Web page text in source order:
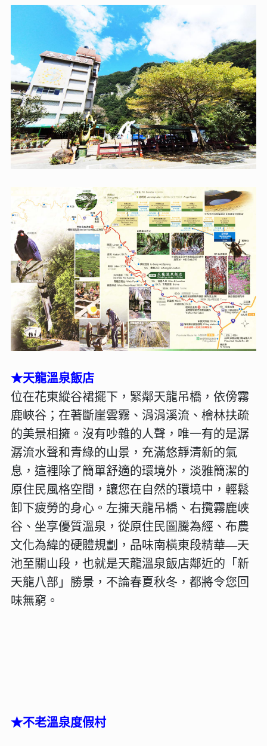
★天龍溫泉飯店
位在花東縱谷裙擺下，緊鄰天龍吊橋，依傍霧
鹿峽谷；在著斷崖雲霧、涓涓溪流、檜林扶疏
的美景相擁。沒有吵雜的人聲，唯一有的是潺
潺流水聲和青綠的山景，充滿悠靜清新的氣
息，這裡除了簡單舒適的環境外，淡雅簡潔的
原住民風格空間，讓您在自然的環境中，輕鬆
卸下疲勞的身心。左擁天龍吊橋、右攬霧鹿峽
谷、坐享優質溫泉，從原住民圖騰為經、布農
文化為緯的硬體規劃，品味南橫東段精華—天
池至關山段，也就是天龍溫泉飯店鄰近的「新
天龍八部」勝景，不論春夏秋冬，都將令您回
味無窮。
★不老溫泉度假村